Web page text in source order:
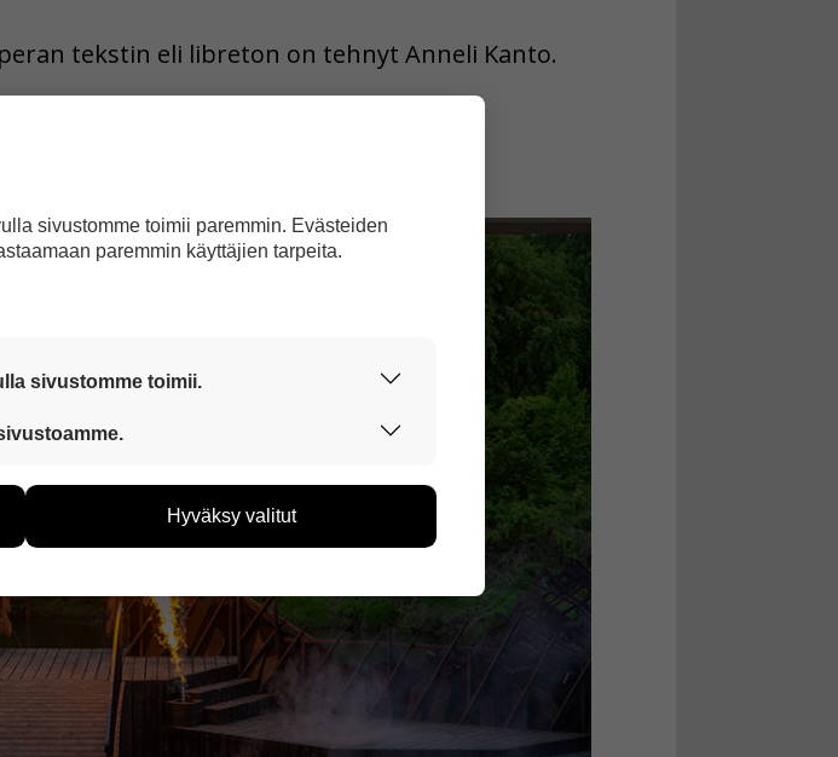
tekstin eli libreton on tehnyt Anneli Kanto.
sivustomme toimii paremmin. Evästeiden
paremmin käyttäjien tarpeita.
sivustomme toimii.
voi käyttää sujuvasti ja turvallisesti.
käyttäjien tarpeita. Tietoa kerätään
käytetään ja miten sivuilla liikutaan. Emme
eikä tietoja voi yhdistää yksittäiseen
Hyväksy valitut